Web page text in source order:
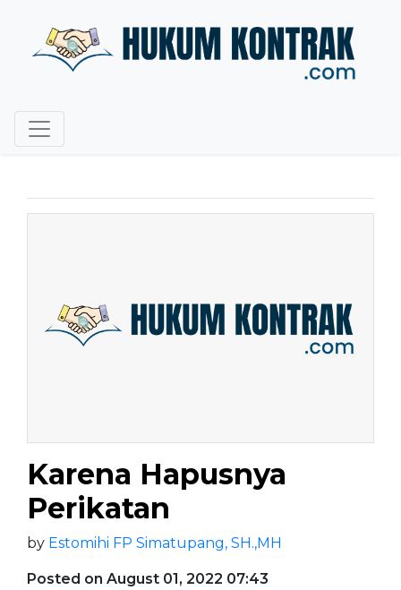
Karena Hapusnya
Perikatan
by Estomihi FP Simatupang, SH.,MH
Posted on August 01, 2022 07:43